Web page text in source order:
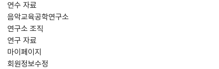
연수 자료
음악교육공학연구소
연구소 조직
연구 자료
마이페이지
회원정보수정